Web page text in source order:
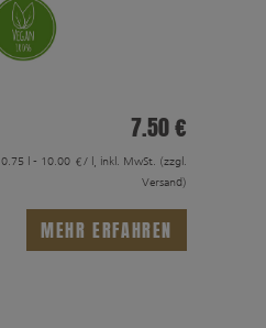
7.50 €
0.75 l - 10.00 €/ l, inkl. MwSt. (zzgl.
Versand)
MEHR ERFAHREN